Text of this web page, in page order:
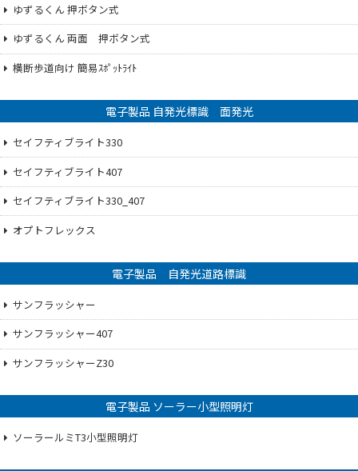
ゆずるくん 押ボタン式
ゆずるくん 両面 押ボタン式
横断歩道向け 簡易ｽﾎﾟｯﾄﾗｲﾄ
電子製品 自発光標識 面発光
セイフティブライト330
セイフティブライト407
セイフティブライト330_407
オプトフレックス
電子製品 自発光道路標識
サンフラッシャー
サンフラッシャー407
サンフラッシャーZ30
電子製品 ソーラー小型照明灯
ソーラールミT3小型照明灯